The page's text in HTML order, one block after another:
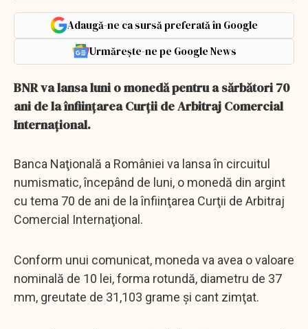
Adaugă-ne ca sursă preferată în Google
Urmărește-ne pe Google News
BNR va lansa luni o monedă pentru a sărbători 70
ani de la înființarea Curții de Arbitraj Comercial
Internațional.
Banca Naţională a României va lansa în circuitul
numismatic, începând de luni, o monedă din argint
cu tema 70 de ani de la înfiinţarea Curţii de Arbitraj
Comercial Internaţional.
Conform unui comunicat, moneda va avea o valoare
nominală de 10 lei, forma rotundă, diametru de 37
mm, greutate de 31,103 grame şi cant zimţat.